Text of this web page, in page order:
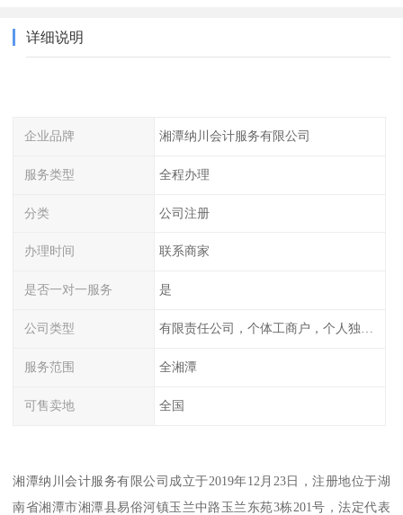
详细说明
企业品牌 湘潭纳川会计服务有限公司
服务类型 全程办理
分类 公司注册
办理时间 联系商家
是否一对一服务 是
公司类型
服务范围 全湘潭
可售卖地 全国
湘潭纳川会计服务有限公司成立于2019年12月23日，注册地位于湖
南省湘潭市湘潭县易俗河镇玉兰中路玉兰东苑3栋201号，法定代表